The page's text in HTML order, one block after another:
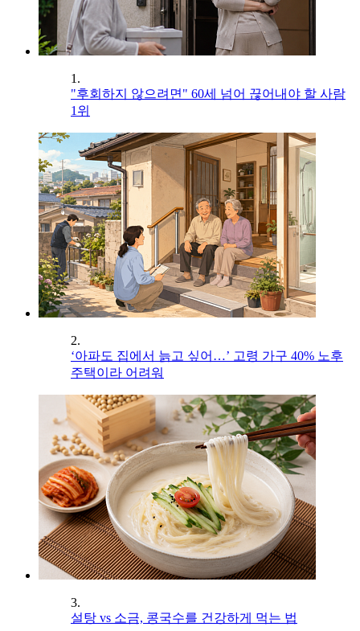
1.
"후회하지 않으려면" 60세 넘어 끊어내야 할 사람
1위
2.
‘아파도 집에서 늙고 싶어…’ 고령 가구 40% 노후
주택이라 어려워
3.
설탕 vs 소금, 콩국수를 건강하게 먹는 법